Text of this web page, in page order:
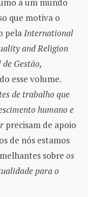
a um mundo
que motiva o
pelaInternational
and Religion
Gestão,
esse volume.
de trabalho que
humano e
precisam de apoio
de nós estamos
sobre os
para o